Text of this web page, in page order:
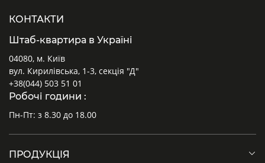
КОНТАКТИ
Штаб-квартира в Україні
04080, м. Київ
вул. Кирилівська, 1-3, секція "Д"
+38(044) 503 51 01
Робочі години :
Пн-Пт: з 8.30 до 18.00
ПРОДУКЦІЯ